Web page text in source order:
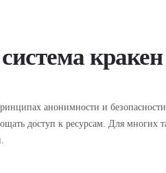
кракен
анонимности и
доступ к ресурсам. Для многих